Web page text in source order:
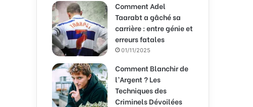
Comment Adel
Taarabt a gâché sa
carrière : entre génie et
erreurs fatales
01/11/2025
Comment Blanchir de
l’Argent ? Les
Techniques des
Criminels Dévoilées